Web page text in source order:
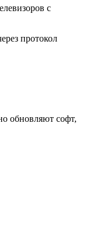
с
протокол
обновляют софт,